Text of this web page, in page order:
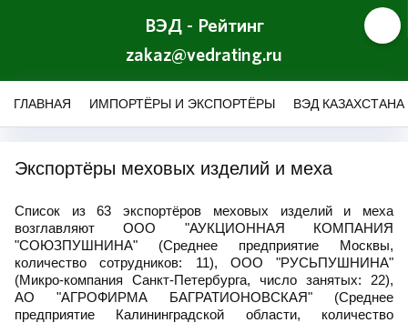
ВЭД - Рейтинг
zakaz@vedrating.ru
ГЛАВНАЯ ИМПОРТЁРЫ И ЭКСПОРТЁРЫ ВЭД КАЗАХСТАНА
Экспортёры меховых изделий и меха
Список из 63 экспортёров меховых изделий и меха
возглавляют ООО "АУКЦИОННАЯ КОМПАНИЯ
"СОЮЗПУШНИНА" (Среднее предприятие Москвы,
количество сотрудников: 11), ООО "РУСЬПУШНИНА"
(Микро-компания Санкт-Петербурга, число занятых: 22),
АО "АГРОФИРМА БАГРАТИОНОВСКАЯ" (Среднее
предприятие Калининградской области, количество